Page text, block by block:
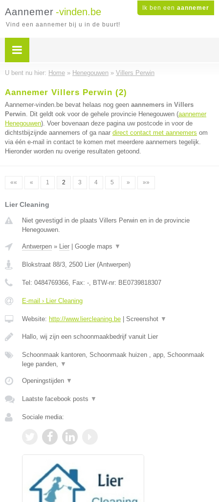
Ik ben een aannemer
Aannemer -vinden.be
Vind een aannemer bij u in de buurt!
U bent nu hier: Home » Henegouwen » Villers Perwin
Aannemer Villers Perwin (2)
Aannemer-vinden.be bevat helaas nog geen aannemers in Villers
Perwin. Dit geldt ook voor de gehele provincie Henegouwen (aannemer
Henegouwen). Voer bovenaan deze pagina uw postcode in voor de
dichtstbijzijnde aannemers of ga naar direct contact met aannemers om
via één e-mail in contact te komen met meerdere aannemers tegelijk.
Hieronder worden nu overige resultaten getoond.
«« « 1 2 3 4 5 » »»
Lier Cleaning
Niet gevestigd in de plaats Villers Perwin en in de provincie
Henegouwen.
Antwerpen » Lier Google maps ▼
Blokstraat 88/3, 2500 Lier (Antwerpen)
Tel: 0484769366, Fax: -, BTW-nr: BE0739818307
E-mail › Lier Cleaning
Website: http://www.liercleaning.be Screenshot ▼
Hallo, wij zijn een schoonmaakbedrijf vanuit Lier
Schoonmaak kantoren, Schoonmaak huizen , app, Schoonmaak
lege panden, ▼
Openingstijden ▼
Laatste facebook posts ▼
Sociale media: